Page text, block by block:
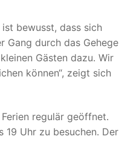
bewusst, dass sich
Gang durch das Gehege
Gästen dazu. Wir
können“, zeigt sich
regulär geöffnet.
19 Uhr zu besuchen. Der